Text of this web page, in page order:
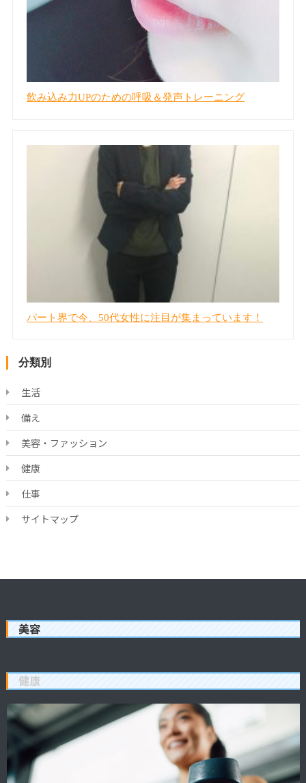
飲み込み力UPのための呼吸＆発声トレーニング
パート界で今、50代女性に注目が集まっています！
分類別
生活
備え
美容・ファッション
健康
仕事
サイトマップ
美容
健康